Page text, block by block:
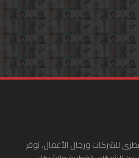
للشركات ورجال الأعمال. نوفر